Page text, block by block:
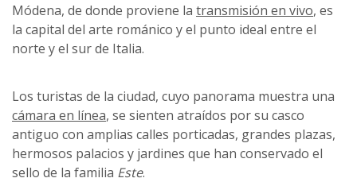
Módena, de donde proviene la transmisión en vivo, es
la capital del arte románico y el punto ideal entre el
norte y el sur de Italia.
Los turistas de la ciudad, cuyo panorama muestra una
cámara en línea, se sienten atraídos por su casco
antiguo con amplias calles porticadas, grandes plazas,
hermosos palacios y jardines que han conservado el
sello de la familia Este.